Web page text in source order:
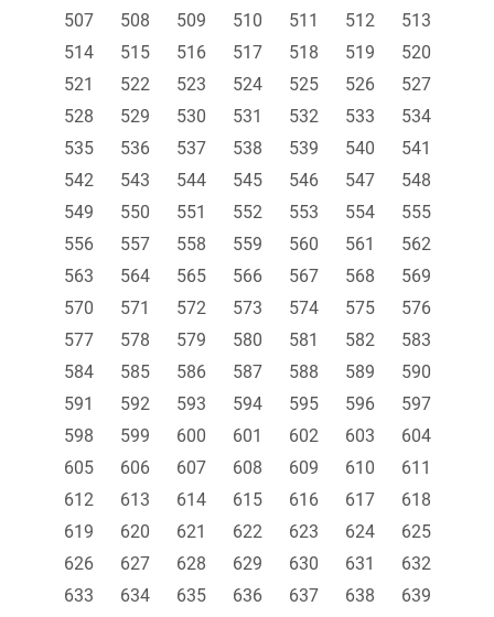
507
508 509 510 511 512
513
514
515 516 517 518 519
520
521
522 523 524 525 526
527
528
529 530 531 532 533
534
535
536 537 538 539 540
541
542
543 544 545 546 547
548
549
550 551 552 553 554
555
556
557 558 559 560 561
562
563
564 565 566 567 568
569
570
571 572 573 574 575
576
577
578 579 580 581 582
583
584
585 586 587 588 589
590
591
592 593 594 595 596
597
598
599 600 601 602 603
604
605
606 607 608 609 610
611
612
613 614 615 616 617
618
619
620 621 622 623 624
625
626
627 628 629 630 631
632
633
634 635 636 637 638
639